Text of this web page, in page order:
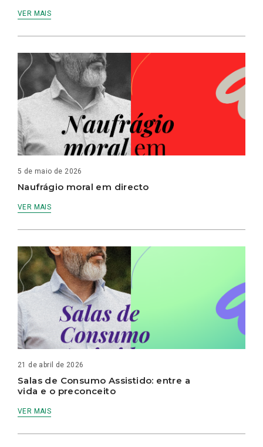
VER MAIS
5 de maio de 2026
Naufrágio moral em directo
VER MAIS
21 de abril de 2026
Salas de Consumo Assistido: entre a
vida e o preconceito
VER MAIS